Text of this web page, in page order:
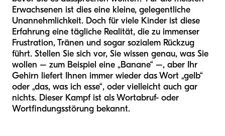
Erwachsenen ist dies eine kleine, gelegentliche
Unannehmlichkeit. Doch für viele Kinder ist diese
Erfahrung eine tägliche Realität, die zu immenser
Frustration, Tränen und sogar sozialem Rückzug
führt. Stellen Sie sich vor, Sie wissen genau, was Sie
wollen – zum Beispiel eine „Banane“ –, aber Ihr
Gehirn liefert Ihnen immer wieder das Wort „gelb“
oder „das, was ich esse“, oder vielleicht auch gar
nichts. Dieser Kampf ist als Wortabruf- oder
Wortfindungsstörung bekannt.